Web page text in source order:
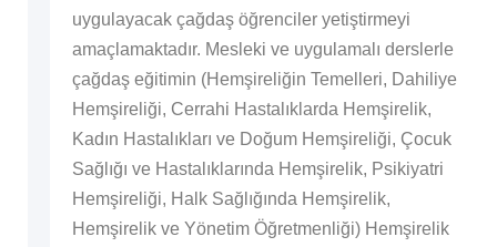
uygulayacak çağdaş öğrenciler yetiştirmeyi
amaçlamaktadır. Mesleki ve uygulamalı derslerle
çağdaş eğitimin (Hemşireliğin Temelleri, Dahiliye
Hemşireliği, Cerrahi Hastalıklarda Hemşirelik,
Kadın Hastalıkları ve Doğum Hemşireliği, Çocuk
Sağlığı ve Hastalıklarında Hemşirelik, Psikiyatri
Hemşireliği, Halk Sağlığında Hemşirelik,
Hemşirelik ve Yönetim Öğretmenliği) Hemşirelik